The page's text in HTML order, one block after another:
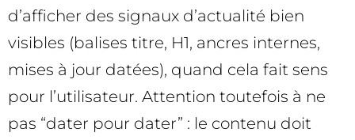
d’afficher des signaux d’actualité bien
visibles (balises titre, H1, ancres internes,
mises à jour datées), quand cela fait sens
pour l’utilisateur. Attention toutefois à ne
pas “dater pour dater” : le contenu doit